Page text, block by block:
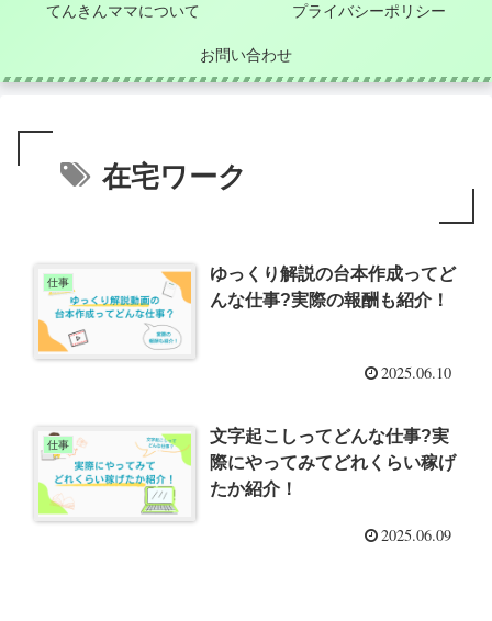
てんきんママについて プライバシーポリシー
お問い合わせ
在宅ワーク
仕事
ゆっくり解説の台本作成ってど
んな仕事?実際の報酬も紹介！
2025.06.10
仕事
文字起こしってどんな仕事?実
際にやってみてどれくらい稼げ
たか紹介！
2025.06.09